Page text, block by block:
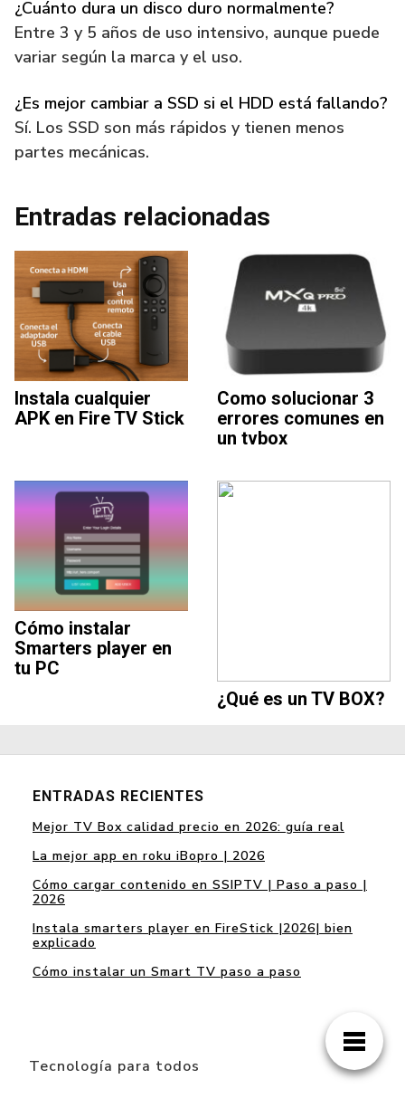
¿Cuánto dura un disco duro normalmente?
Entre 3 y 5 años de uso intensivo, aunque puede
variar según la marca y el uso.
¿Es mejor cambiar a SSD si el HDD está fallando?
Sí. Los SSD son más rápidos y tienen menos
partes mecánicas.
Entradas relacionadas
Instala cualquier
APK en Fire TV Stick
Como solucionar 3
errores comunes en
un tvbox
Cómo instalar
Smarters player en
tu PC
¿Qué es un TV BOX?
ENTRADAS RECIENTES
Mejor TV Box calidad precio en 2026: guía real
La mejor app en roku iBopro | 2026
Cómo cargar contenido en SSIPTV | Paso a paso |
2026
Instala smarters player en FireStick |2026| bien
explicado
Cómo instalar un Smart TV paso a paso
Tecnología para todos